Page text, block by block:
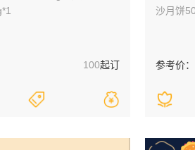
100起订
沙月饼
参考价：